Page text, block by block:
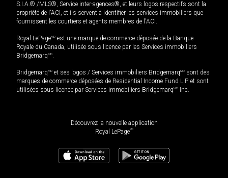
S.I.A.® /MLS®, Service inter-agences®, et leurs logos respectifs sont la
propriété de l'ACI, et ils servent à identifier les services immobiliers que
fournissent les courtiers et agents membres de l'ACI.
Royal LePageMD est une marque de commerce déposée de la Banque
Royale du Canada, utilisée sous licence par les Services immobiliers
BridgemarqMD.
BridgemarqMD et ses logos / Services immobiliers BridgemarqMD sont des
marques de commerce déposées de Residential Income Fund L.P. et sont
utilisées sous licence par Services immobiliers BridgemarqMD Inc.
Découvrez la nouvelle application
Royal LePageMD